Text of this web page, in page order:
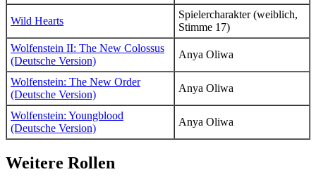
Wild Hearts
Spielercharakter (weiblich,
Stimme 17)
Wolfenstein II: The New Colossus
(Deutsche Version)
Anya Oliwa
Wolfenstein: The New Order
(Deutsche Version)
Anya Oliwa
Wolfenstein: Youngblood
(Deutsche Version)
Anya Oliwa
Weitere Rollen